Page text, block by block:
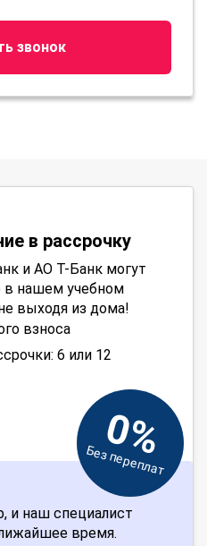
звонок
в рассрочку
и АО Т-Банк могут
в нашем учебном
выходя из дома!
взноса
6 или 12
0%
Без переплат
и наш специалист
время.